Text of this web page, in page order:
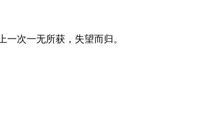
次一无所获，失望而归。